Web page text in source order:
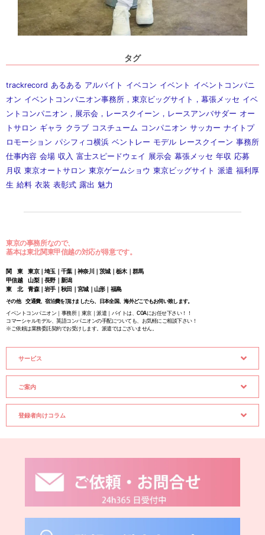
タグ
trackrecord あるある アルバイト イベコン イベント イベントコンパニ
オン イベントコンパニオン事務所，東京ビッグサイト，幕張メッセ イベ
ントコンパニオン，展示会，レースクイーン，レースアンバサダー オー
トサロン ギャラ クラブ コスチューム コンパニオン サッカー ナイトプ
ロモーション パシフィコ横浜 ベントレー モデル レースクイーン 事務所
仕事内容 会場 収入 富士スピードウェイ 展示会 幕張メッセ 年収 応募
月収 東京オートサロン 東京ゲームショウ 東京ビッグサイト 派遣 福利厚
生 給料 衣装 表彰式 露出 魅力
東京の事務所なので、
基本は東北関東甲信越の対応が得意です。
関 東 東京｜埼玉｜千葉｜神奈川｜茨城｜栃木｜群馬
甲信越 山梨｜長野｜新潟
東 北 青森｜岩手｜秋田｜宮城｜山形｜福島
その他 交通費、宿泊費を頂けましたら、日本全国、海外どこでもお伺い致します。
イベントコンパニオン｜事務所｜東京｜派遣｜バイトは、COAにお任せ下さい！！
コマーシャルモデル、英語コンパニオンの手配についても、お気軽にご相談下さい！
※ご依頼は業務委託契約でお受けします。派遣ではございません。
サービス
ご案内
登録者向けコラム